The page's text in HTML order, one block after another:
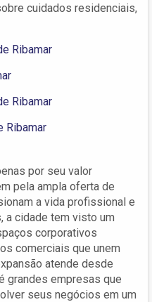
cuidados residenciais,
Ribamar
Ribamar
Ribamar
por seu valor
pela ampla oferta de
a vida profissional e
a cidade tem visto um
corporativos
comerciais que unem
atende desde
grandes empresas que
seus negócios em um